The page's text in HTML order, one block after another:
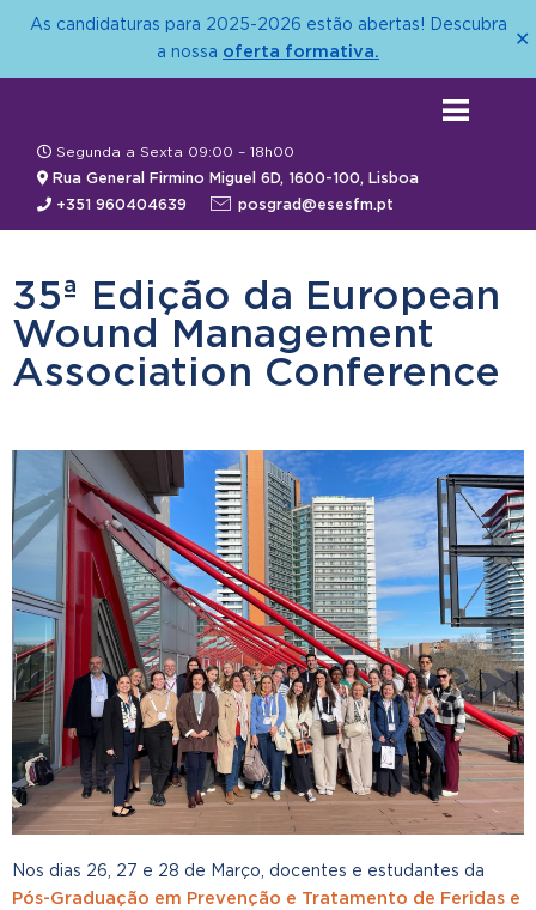
As candidaturas para 2025-2026 estão abertas! Descubra
a nossa oferta formativa.
✕
Segunda a Sexta 09:00 – 18h00
Rua General Firmino Miguel 6D, 1600-100, Lisboa
+351 960404639
posgrad@esesfm.pt
35ª Edição da European
Wound Management
Association Conference
Nos dias 26, 27 e 28 de Março, docentes e estudantes da
Pós-Graduação em Prevenção e Tratamento de Feridas e